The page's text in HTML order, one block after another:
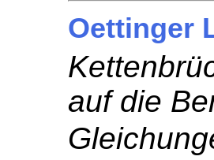
Oettinger
auf die